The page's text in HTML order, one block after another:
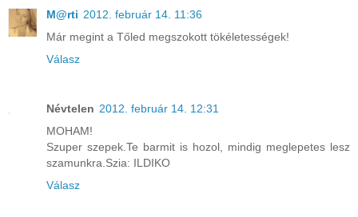
M@rti 2012. február 14. 11:36
Már megint a Tőled megszokott tökéletességek!
Válasz
Névtelen 2012. február 14. 12:31
MOHAM!
Szuper szepek.Te barmit is hozol, mindig meglepetes lesz
szamunkra.Szia: ILDIKO
Válasz